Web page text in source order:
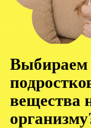
Выбираем
вещества